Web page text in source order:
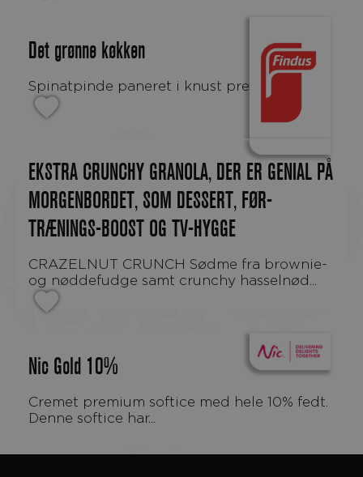
Det grønne køkken
Spinatpinde paneret i knust pretzel
EKSTRA CRUNCHY GRANOLA, DER ER GENIAL PÅ
MORGENBORDET, SOM DESSERT, FØR-
TRÆNINGS-BOOST OG TV-HYGGE
CRAZELNUT CRUNCH Sødme fra brownie-
og nøddefudge samt crunchy hasselnød...
Nic Gold 10%
Cremet premium softice med hele 10% fedt.
Denne softice har...